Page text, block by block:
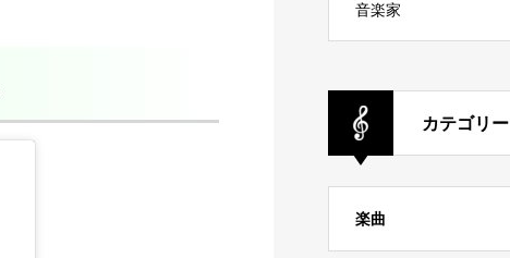
音楽家
カテゴリー
楽曲